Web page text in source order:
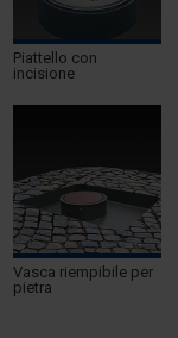
Piattello con
incisione
Vasca riempibile per
pietra